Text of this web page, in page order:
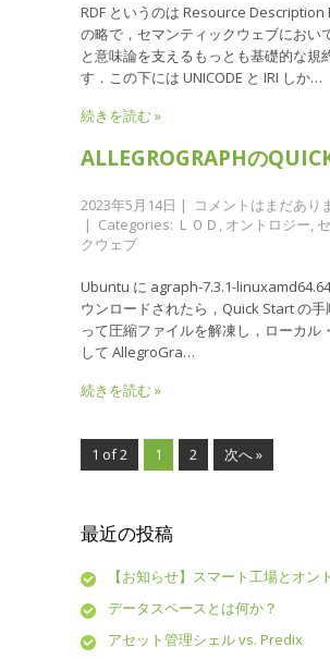
RDF というのは Resource
の略で，セマンティックウェブにおい
と意味論を支えるもっとも基礎的な規
す．この下には UNICODE と IRI しか…
続きを読む »
ALLEGROGRAPHの
2023年5月14日 |
コメントはまだあり
| Categories: ＬＯＤ オントロジー
クウェブ
Ubuntu に agraph-7.3.1-
ウンロードされたら，Quick Start の
って圧縮ファイルを解凍し，ローカル
して AllegroGra…
続きを読む »
1 of 2 1 2 次へ »
最近の投稿
【お知らせ】スマート工場とオン
データスペースとは何か？
アセット管理シェル vs. Predix